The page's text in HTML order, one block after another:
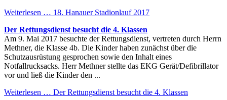
Weiterlesen … 18. Hanauer Stadionlauf 2017
Der Rettungsdienst besucht die 4. Klassen
Am 9. Mai 2017 besuchte der Rettungsdienst, vertreten durch Herrn
Methner, die Klasse 4b. Die Kinder haben zunächst über die
Schutzausrüstung gesprochen sowie den Inhalt eines
Notfallrucksacks. Herr Methner stellte das EKG Gerät/Defibrillator
vor und ließ die Kinder den ...
Weiterlesen … Der Rettungsdienst besucht die 4. Klassen